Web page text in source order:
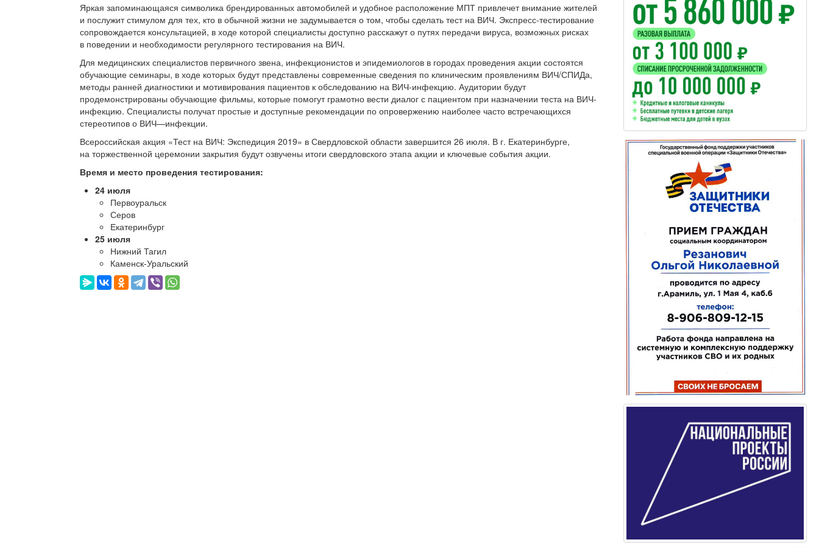
Яркая запоминающаяся символика брендированных автомобилей и удобное расположение МПТ привлечет внимание жителей
и послужит стимулом для тех, кто в обычной жизни не задумывается о том, чтобы сделать тест на ВИЧ. Экспресс-тестирование
сопровождается консультацией, в ходе которой специалисты доступно расскажут о путях передачи вируса, возможных рисках
в поведении и необходимости регулярного тестирования на ВИЧ.
Для медицинских специалистов первичного звена, инфекционистов и эпидемиологов в городах проведения акции состоятся
обучающие семинары, в ходе которых будут представлены современные сведения по клиническим проявлениям ВИЧ/СПИДа,
методы ранней диагностики и мотивирования пациентов к обследованию на ВИЧ-инфекцию. Аудитории будут
продемонстрированы обучающие фильмы, которые помогут грамотно вести диалог с пациентом при назначении теста на ВИЧ-
инфекцию. Специалисты получат простые и доступные рекомендации по опровержению наиболее часто встречающихся
стереотипов о ВИЧ—инфекции.
Всероссийская акция «Тест на ВИЧ: Экспедиция 2019» в Свердловской области завершится 26 июля. В г. Екатеринбурге,
на торжественной церемонии закрытия будут озвучены итоги свердловского этапа акции и ключевые события акции.
Время и место проведения тестирования:
24 июля
Первоуральск
Серов
Екатеринбург
25 июля
Нижний Тагил
Каменск-Уральский